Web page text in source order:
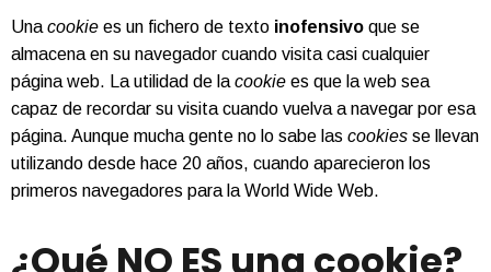
Una cookie es un fichero de texto inofensivo que se
almacena en su navegador cuando visita casi cualquier
página web. La utilidad de la cookie es que la web sea
capaz de recordar su visita cuando vuelva a navegar por esa
página. Aunque mucha gente no lo sabe las cookies se llevan
utilizando desde hace 20 años, cuando aparecieron los
primeros navegadores para la World Wide Web.
¿Qué NO ES una cookie?